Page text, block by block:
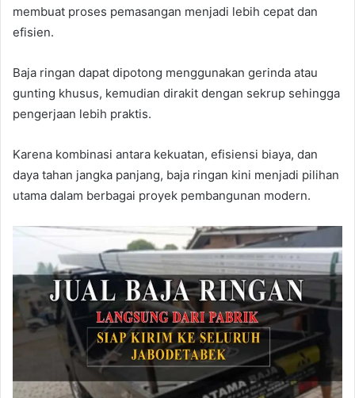
membuat proses pemasangan menjadi lebih cepat dan
efisien.
Baja ringan dapat dipotong menggunakan gerinda atau
gunting khusus, kemudian dirakit dengan sekrup sehingga
pengerjaan lebih praktis.
Karena kombinasi antara kekuatan, efisiensi biaya, dan
daya tahan jangka panjang, baja ringan kini menjadi pilihan
utama dalam berbagai proyek pembangunan modern.